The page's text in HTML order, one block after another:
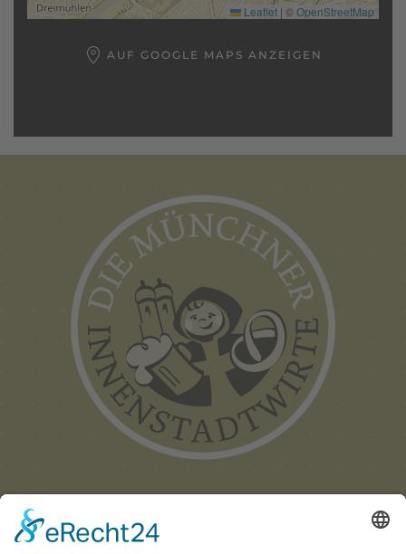
Leaflet | ©OpenStreetMap
AUF GOOGLE MAPS ANZEIGEN
Münchner